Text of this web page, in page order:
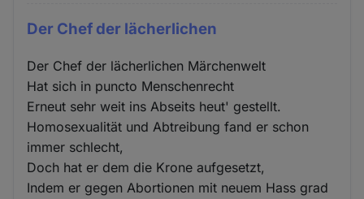
Der Chef der lächerlichen
Der Chef der lächerlichen Märchenwelt
Hat sich in puncto Menschenrecht
Erneut sehr weit ins Abseits heut' gestellt.
Homosexualität und Abtreibung fand er schon
immer schlecht,
Doch hat er dem die Krone aufgesetzt,
Indem er gegen Abortionen mit neuem Hass grad